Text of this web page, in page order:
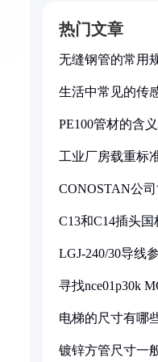
热门文章
无缝钢管的常用
生活中常见的传
PE100管材的含
工业厂房载重标
CONOSTAN公
C13和C14插头
LGJ-240/30导线
寻找nce01p30k
电梯的尺寸有哪
镀锌方管尺寸一